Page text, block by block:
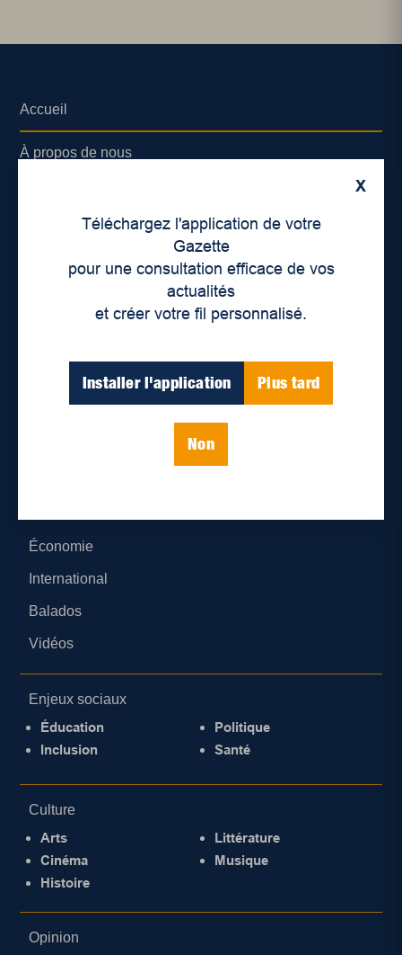
X
Téléchargez l'application de votre
Gazette
pour une consultation efficace de vos
actualités
et créer votre fil personnalisé.
Installer l'application Plus tard
Non
Accueil
À propos de nous
Lieux de distribution
Économie
International
Balados
Vidéos
Enjeux sociaux
Éducation
Inclusion
Politique
Santé
Culture
Arts
Cinéma
Histoire
Littérature
Musique
Opinion